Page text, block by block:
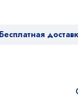
Бесплатная